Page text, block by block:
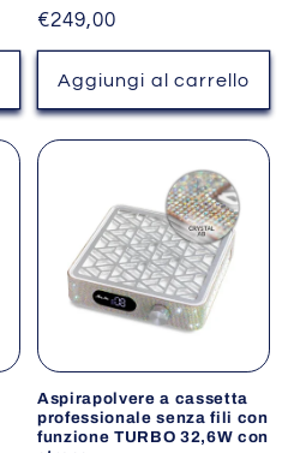
Prezzo
di
listino
€249,00
Aggiungi al carrello
Aspirapolvere a cassetta
professionale senza fili con
funzione TURBO 32,6W con